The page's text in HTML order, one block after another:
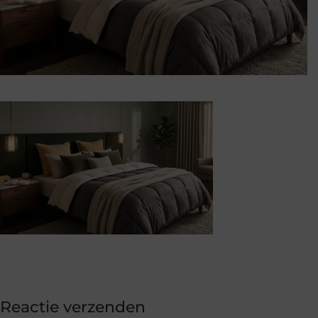
Reactie verzenden